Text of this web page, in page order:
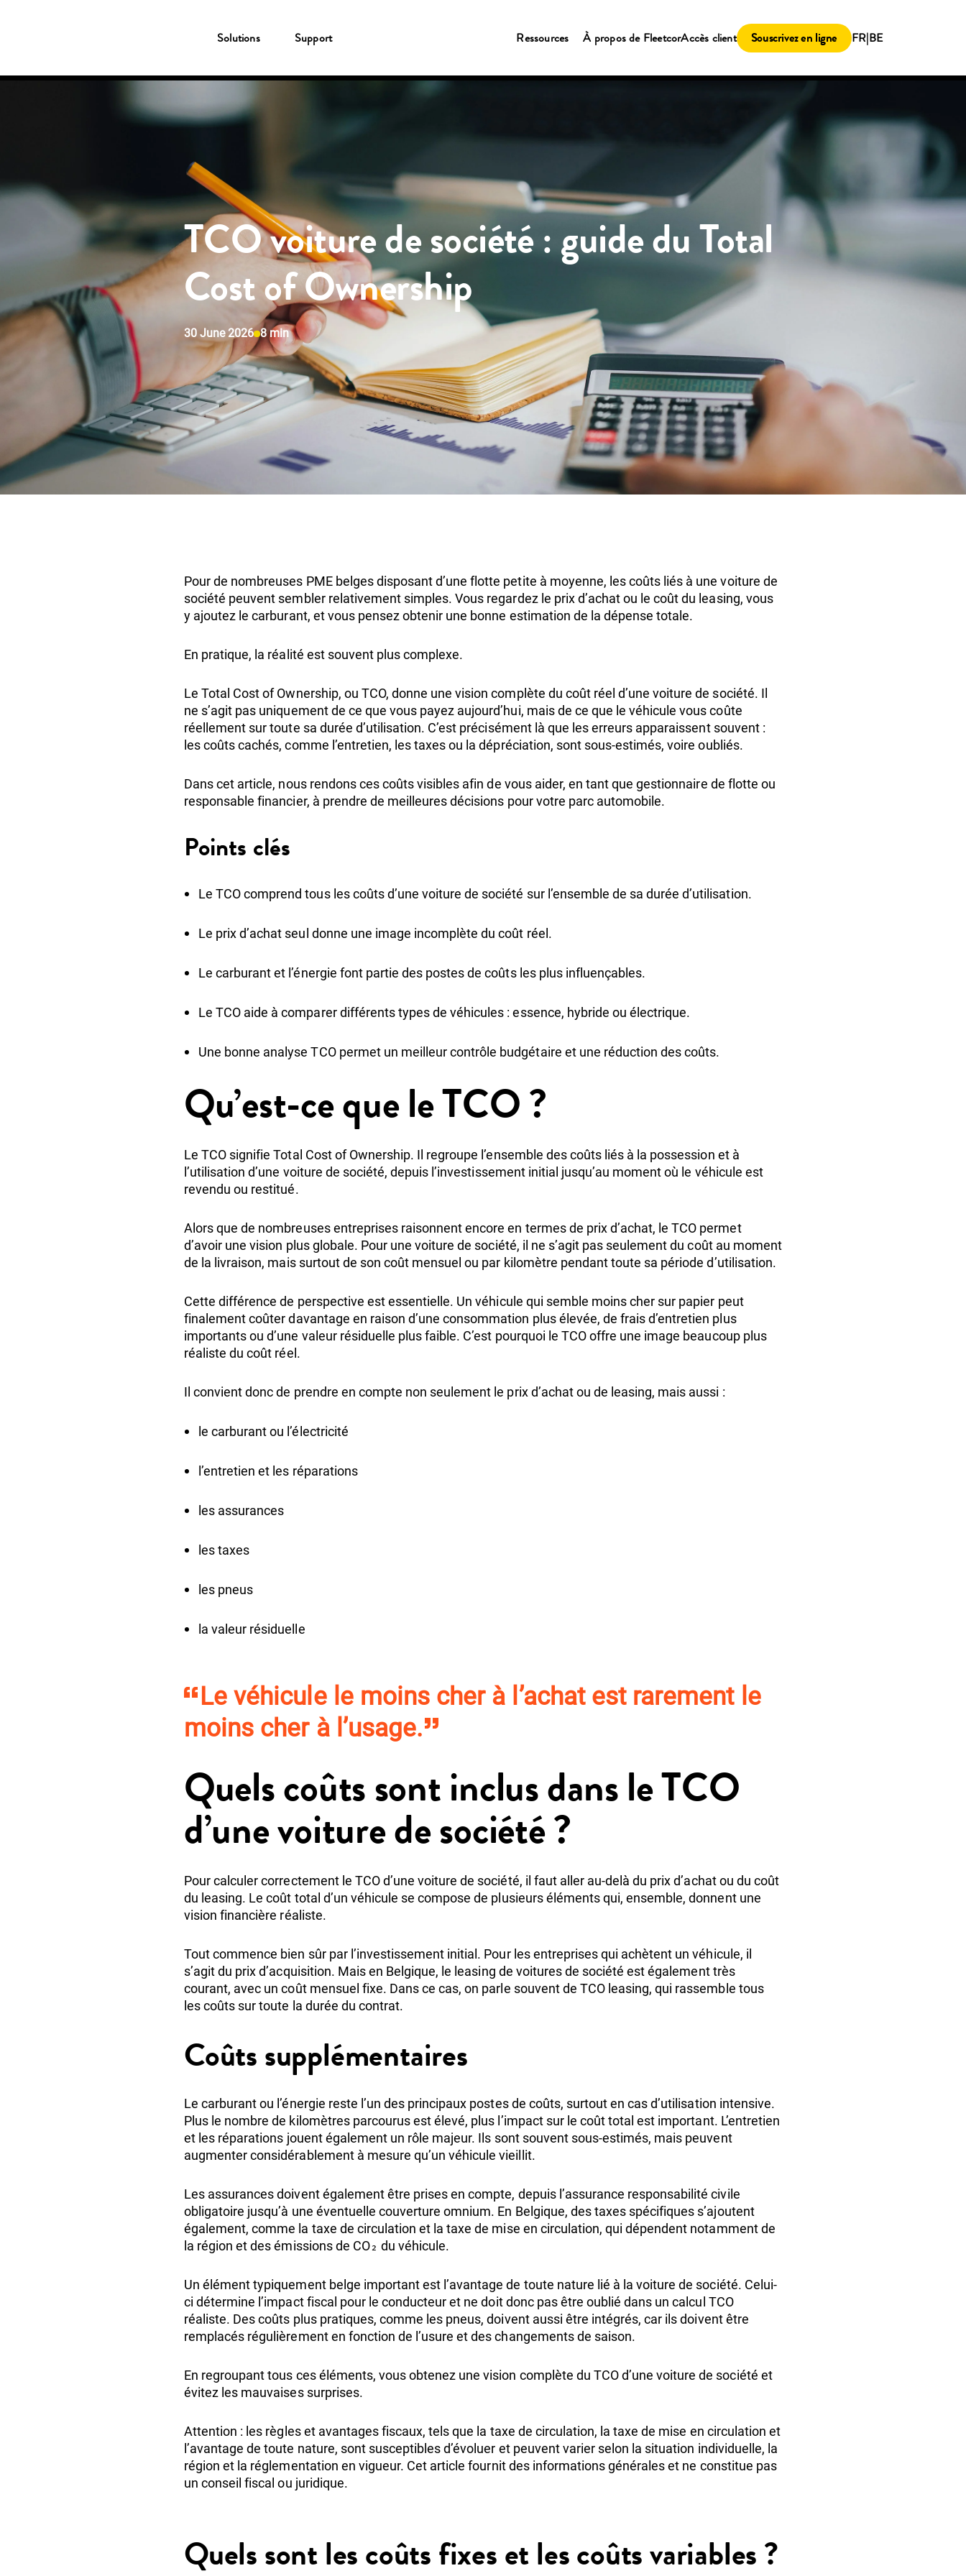
Services
Station Shell à proximité
À propos de Fleetcor
Accès client
Souscrivez en ligne
Solutions Support Ressources À propos de FleetcorAccès client Souscrivez en ligne FR|BE
TCO voiture de société : guide du Total
Cost of Ownership
30 June 2026 8 min
Pour de nombreuses PME belges disposant d’une flotte petite à moyenne, les coûts liés à une voiture de
société peuvent sembler relativement simples. Vous regardez le prix d’achat ou le coût du leasing, vous
y ajoutez le carburant, et vous pensez obtenir une bonne estimation de la dépense totale.
En pratique, la réalité est souvent plus complexe.
Le Total Cost of Ownership, ou TCO, donne une vision complète du coût réel d’une voiture de société. Il
ne s’agit pas uniquement de ce que vous payez aujourd’hui, mais de ce que le véhicule vous coûte
réellement sur toute sa durée d’utilisation. C’est précisément là que les erreurs apparaissent souvent :
les coûts cachés, comme l’entretien, les taxes ou la dépréciation, sont sous-estimés, voire oubliés.
Dans cet article, nous rendons ces coûts visibles afin de vous aider, en tant que gestionnaire de flotte ou
responsable financier, à prendre de meilleures décisions pour votre parc automobile.
Points clés
Le TCO comprend tous les coûts d’une voiture de société sur l’ensemble de sa durée d’utilisation.
Le prix d’achat seul donne une image incomplète du coût réel.
Le carburant et l’énergie font partie des postes de coûts les plus influençables.
Le TCO aide à comparer différents types de véhicules : essence, hybride ou électrique.
Une bonne analyse TCO permet un meilleur contrôle budgétaire et une réduction des coûts.
Qu’est-ce que le TCO ?
Le TCO signifie Total Cost of Ownership. Il regroupe l’ensemble des coûts liés à la possession et à
l’utilisation d’une voiture de société, depuis l’investissement initial jusqu’au moment où le véhicule est
revendu ou restitué.
Alors que de nombreuses entreprises raisonnent encore en termes de prix d’achat, le TCO permet
d’avoir une vision plus globale. Pour une voiture de société, il ne s’agit pas seulement du coût au moment
de la livraison, mais surtout de son coût mensuel ou par kilomètre pendant toute sa période d’utilisation.
Cette différence de perspective est essentielle. Un véhicule qui semble moins cher sur papier peut
finalement coûter davantage en raison d’une consommation plus élevée, de frais d’entretien plus
importants ou d’une valeur résiduelle plus faible. C’est pourquoi le TCO offre une image beaucoup plus
réaliste du coût réel.
Il convient donc de prendre en compte non seulement le prix d’achat ou de leasing, mais aussi :
le carburant ou l’électricité
l’entretien et les réparations
les assurances
les taxes
les pneus
la valeur résiduelle
Le véhicule le moins cher à l’achat est rarement le
moins cher à l’usage.
Quels coûts sont inclus dans le TCO
d’une voiture de société ?
Pour calculer correctement le TCO d’une voiture de société, il faut aller au-delà du prix d’achat ou du coût
du leasing. Le coût total d’un véhicule se compose de plusieurs éléments qui, ensemble, donnent une
vision financière réaliste.
Tout commence bien sûr par l’investissement initial. Pour les entreprises qui achètent un véhicule, il
s’agit du prix d’acquisition. Mais en Belgique, le leasing de voitures de société est également très
courant, avec un coût mensuel fixe. Dans ce cas, on parle souvent de TCO leasing, qui rassemble tous
les coûts sur toute la durée du contrat.
Coûts supplémentaires
Le carburant ou l’énergie reste l’un des principaux postes de coûts, surtout en cas d’utilisation intensive.
Plus le nombre de kilomètres parcourus est élevé, plus l’impact sur le coût total est important. L’entretien
et les réparations jouent également un rôle majeur. Ils sont souvent sous-estimés, mais peuvent
augmenter considérablement à mesure qu’un véhicule vieillit.
Les assurances doivent également être prises en compte, depuis l’assurance responsabilité civile
obligatoire jusqu’à une éventuelle couverture omnium. En Belgique, des taxes spécifiques s’ajoutent
également, comme la taxe de circulation et la taxe de mise en circulation, qui dépendent notamment de
la région et des émissions de CO₂ du véhicule.
Un élément typiquement belge important est l’avantage de toute nature lié à la voiture de société. Celui-
ci détermine l’impact fiscal pour le conducteur et ne doit donc pas être oublié dans un calcul TCO
réaliste. Des coûts plus pratiques, comme les pneus, doivent aussi être intégrés, car ils doivent être
remplacés régulièrement en fonction de l’usure et des changements de saison.
En regroupant tous ces éléments, vous obtenez une vision complète du TCO d’une voiture de société et
évitez les mauvaises surprises.
Attention : les règles et avantages fiscaux, tels que la taxe de circulation, la taxe de mise en circulation et
l’avantage de toute nature, sont susceptibles d’évoluer et peuvent varier selon la situation individuelle, la
région et la réglementation en vigueur. Cet article fournit des informations générales et ne constitue pas
un conseil fiscal ou juridique.
Quels sont les coûts fixes et les coûts variables ?